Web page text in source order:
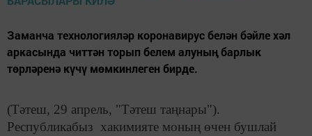
Заманча технологияләр коронавирус белән бәйле хәл
аркасында читтән торып белем алуның барлык
төрләренә күчү мөмкинлеген бирде.
(Тәтеш, 29 апрель, "Тәтеш таңнары").
Республикабыз хакимияте мо­ның өчен бушлай